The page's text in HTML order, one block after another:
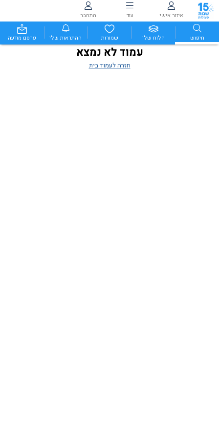
איזור אישי עוד התחבר
חיפוש הלוח שלי שמורות ההתראות שלי פרסם מודעה
עמוד לא נמצא
חזרה לעמוד בית